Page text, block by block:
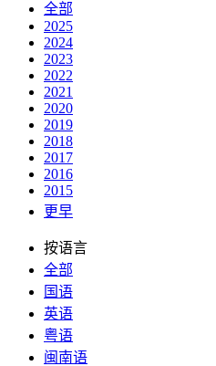
全部
2025
2024
2023
2022
2021
2020
2019
2018
2017
2016
2015
更早
按语言
全部
国语
英语
粤语
闽南语